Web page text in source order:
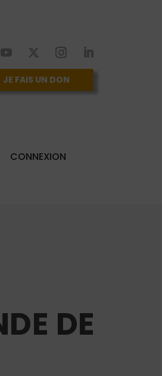
JE FAIS UN DON
CONNEXION
DE